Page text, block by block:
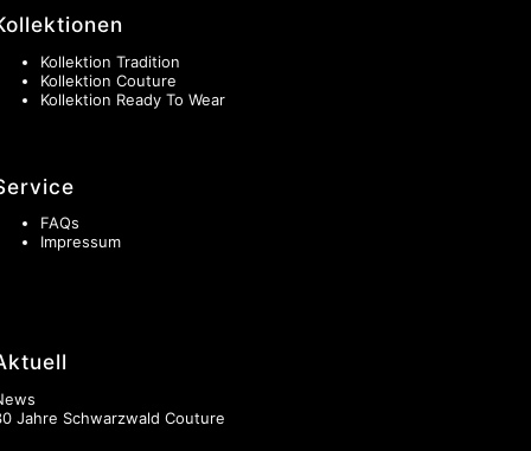
Kollektion Tradition
Kollektion Couture
Kollektion Ready To Wear
FAQs
Impressum
Jahre Schwarzwald Couture